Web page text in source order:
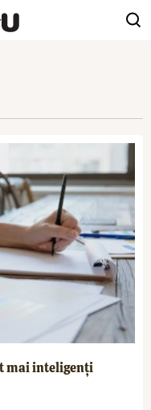
mai inteligenți